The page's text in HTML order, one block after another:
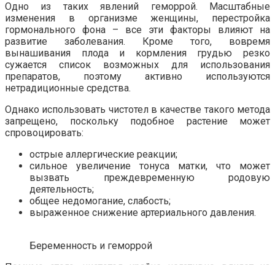
Одно из таких явлений геморрой. Масштабные
изменения в организме женщины, перестройка
гормонального фона – все эти факторы влияют на
развитие заболевания. Кроме того, вовремя
вынашивания плода и кормления грудью резко
сужается список возможных для использования
препаратов, поэтому активно используются
нетрадиционные средства.
Однако использовать чистотел в качестве такого метода
запрещено, поскольку подобное растение может
спровоцировать:
острые аллергические реакции;
сильное увеличение тонуса матки, что может
вызвать преждевременную родовую
деятельность;
общее недомогание, слабость;
выраженное снижение артериального давления.
Беременность и геморрой